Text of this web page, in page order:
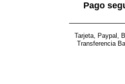
Pago
Tarjeta, Paypal,
Transferencia